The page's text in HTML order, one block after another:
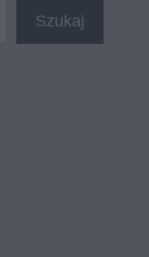
Szukaj